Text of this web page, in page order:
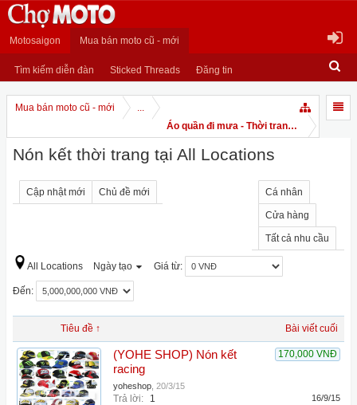
Motosaigon Mua bán moto cũ - mới
Tìm kiếm diễn đàn Sticked Threads Đăng tin
Mua bán moto cũ - mới
...
Áo quần đi mưa - Thời trang moto - mô
Nón kết thời trang tại All Locations
Cập nhật mới Chủ đề mới Cá nhân
Cửa hàng
Tất cả nhu cầu
All Locations Ngày tạo Giá từ:
Đến:
Tiêu đề ↑ Bài viết cuối
170,000 VNĐ
(YOHE SHOP) Nón kết
racing
yoheshop 20/3/15
Trả lời: 1 16/9/15